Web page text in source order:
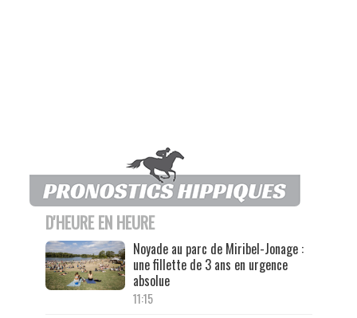
D'HEURE EN HEURE
Noyade au parc de Miribel-Jonage :
une fillette de 3 ans en urgence
absolue
11:15